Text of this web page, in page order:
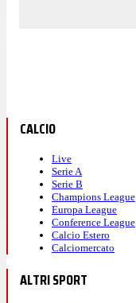
CALCIO
Live
Serie A
Serie B
Champions League
Europa League
Conference League
Calcio Estero
Calciomercato
ALTRI SPORT